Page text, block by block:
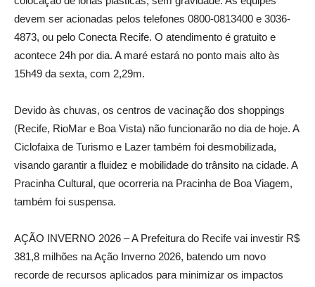
devem ser acionadas pelos telefones 0800-0813400 e 3036-
4873, ou pelo Conecta Recife. O atendimento é gratuito e
acontece 24h por dia. A maré estará no ponto mais alto às
15h49 da sexta, com 2,29m.
Devido às chuvas, os centros de vacinação dos shoppings
(Recife, RioMar e Boa Vista) não funcionarão no dia de hoje. A
Ciclofaixa de Turismo e Lazer também foi desmobilizada,
visando garantir a fluidez e mobilidade do trânsito na cidade. A
Pracinha Cultural, que ocorreria na Pracinha de Boa Viagem,
também foi suspensa.
AÇÃO INVERNO 2026 – A Prefeitura do Recife vai investir R$
381,8 milhões na Ação Inverno 2026, batendo um novo
recorde de recursos aplicados para minimizar os impactos